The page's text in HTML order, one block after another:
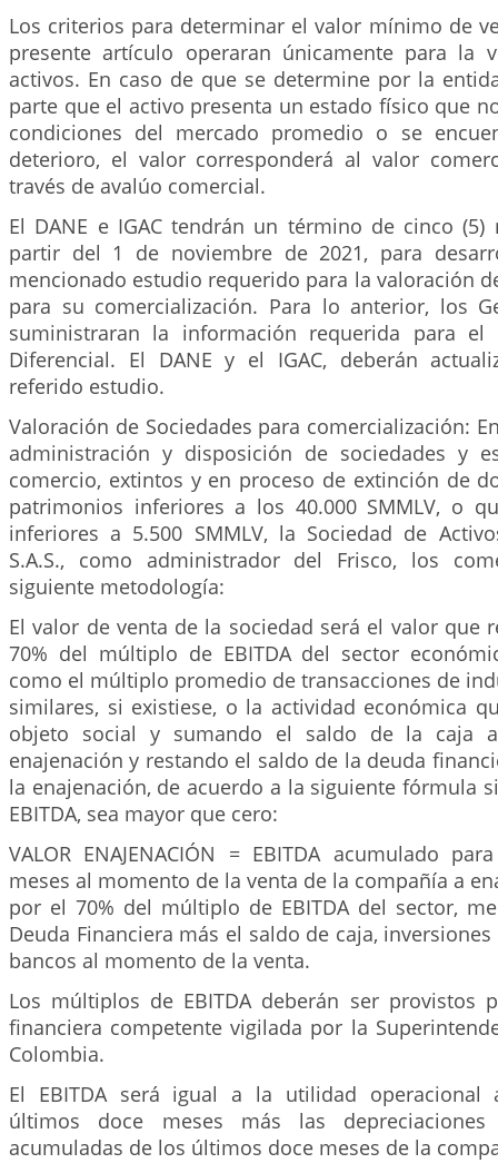
Los criterios para determinar el valor mínimo de
presente artículo operaran únicamente para la
activos. En caso de que se determine por la
parte que el activo presenta un estado físico que
condiciones del mercado promedio o se
deterioro, el valor corresponderá al valor
través de avalúo comercial.
El DANE e IGAC tendrán un término de cinco (5)
partir del 1 de noviembre de 2021, para
mencionado estudio requerido para la valoración
para su comercialización. Para lo anterior, los
suministraran la información requerida para el
Diferencial. El DANE y el IGAC, deberán
referido estudio.
Valoración de Sociedades para comercialización:
administración y disposición de sociedades y
comercio, extintos y en proceso de extinción de
patrimonios inferiores a los 40.000 SMMLV, o
inferiores a 5.500 SMMLV, la Sociedad de
S.A.S., como administrador del Frisco, los
siguiente metodología:
El valor de venta de la sociedad será el valor que
70% del múltiplo de EBITDA del sector
como el múltiplo promedio de transacciones de
similares, si existiese, o la actividad económica
objeto social y sumando el saldo de la caja
enajenación y restando el saldo de la deuda
la enajenación, de acuerdo a la siguiente fórmula
EBITDA, sea mayor que cero:
VALOR ENAJENACIÓN = EBITDA acumulado
meses al momento de la venta de la compañía a
por el 70% del múltiplo de EBITDA del sector,
Deuda Financiera más el saldo de caja,
bancos al momento de la venta.
Los múltiplos de EBITDA deberán ser provistos
financiera competente vigilada por la
Colombia.
El EBITDA será igual a la utilidad operacional
últimos doce meses más las depreciaciones
acumuladas de los últimos doce meses de la